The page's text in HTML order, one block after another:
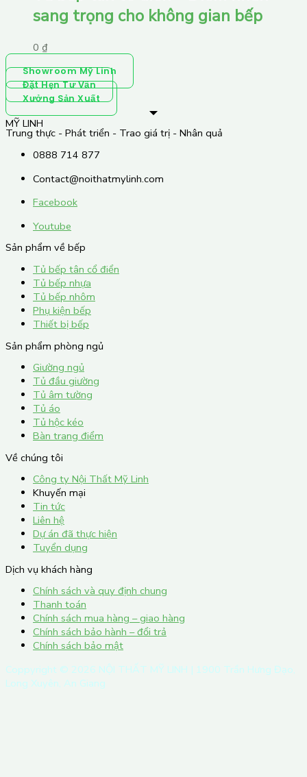
sang trọng cho không gian bếp
0 ₫
Showroom Mỹ Linh
Đặt Hẹn Tư Vấn
Xưởng Sản Xuất
MỸ LINH
Trung thực - Phát triển - Trao giá trị - Nhân quả
0888 714 877
Contact@noithatmylinh.com
Facebook
Youtube
Sản phẩm về bếp
Tủ bếp tân cổ điển
Tủ bếp nhựa
Tủ bếp nhôm
Phụ kiện bếp
Thiết bị bếp
Sản phẩm phòng ngủ
Giường ngủ
Tủ đầu giường
Tủ âm tường
Tủ áo
Tủ hộc kéo
Bàn trang điểm
Về chúng tôi
Công ty Nội Thất Mỹ Linh
Khuyến mại
Tin tức
Liên hệ
Dự án đã thực hiện
Tuyển dụng
Dịch vụ khách hàng
Chính sách và quy định chung
Thanh toán
Chính sách mua hàng – giao hàng
Chính sách bảo hành – đổi trả
Chính sách bảo mật
Coppyright © 2026 NỘI THẤT MỸ LINH | 1900 Trần Hưng Đạo,
Long Xuyên, An Giang